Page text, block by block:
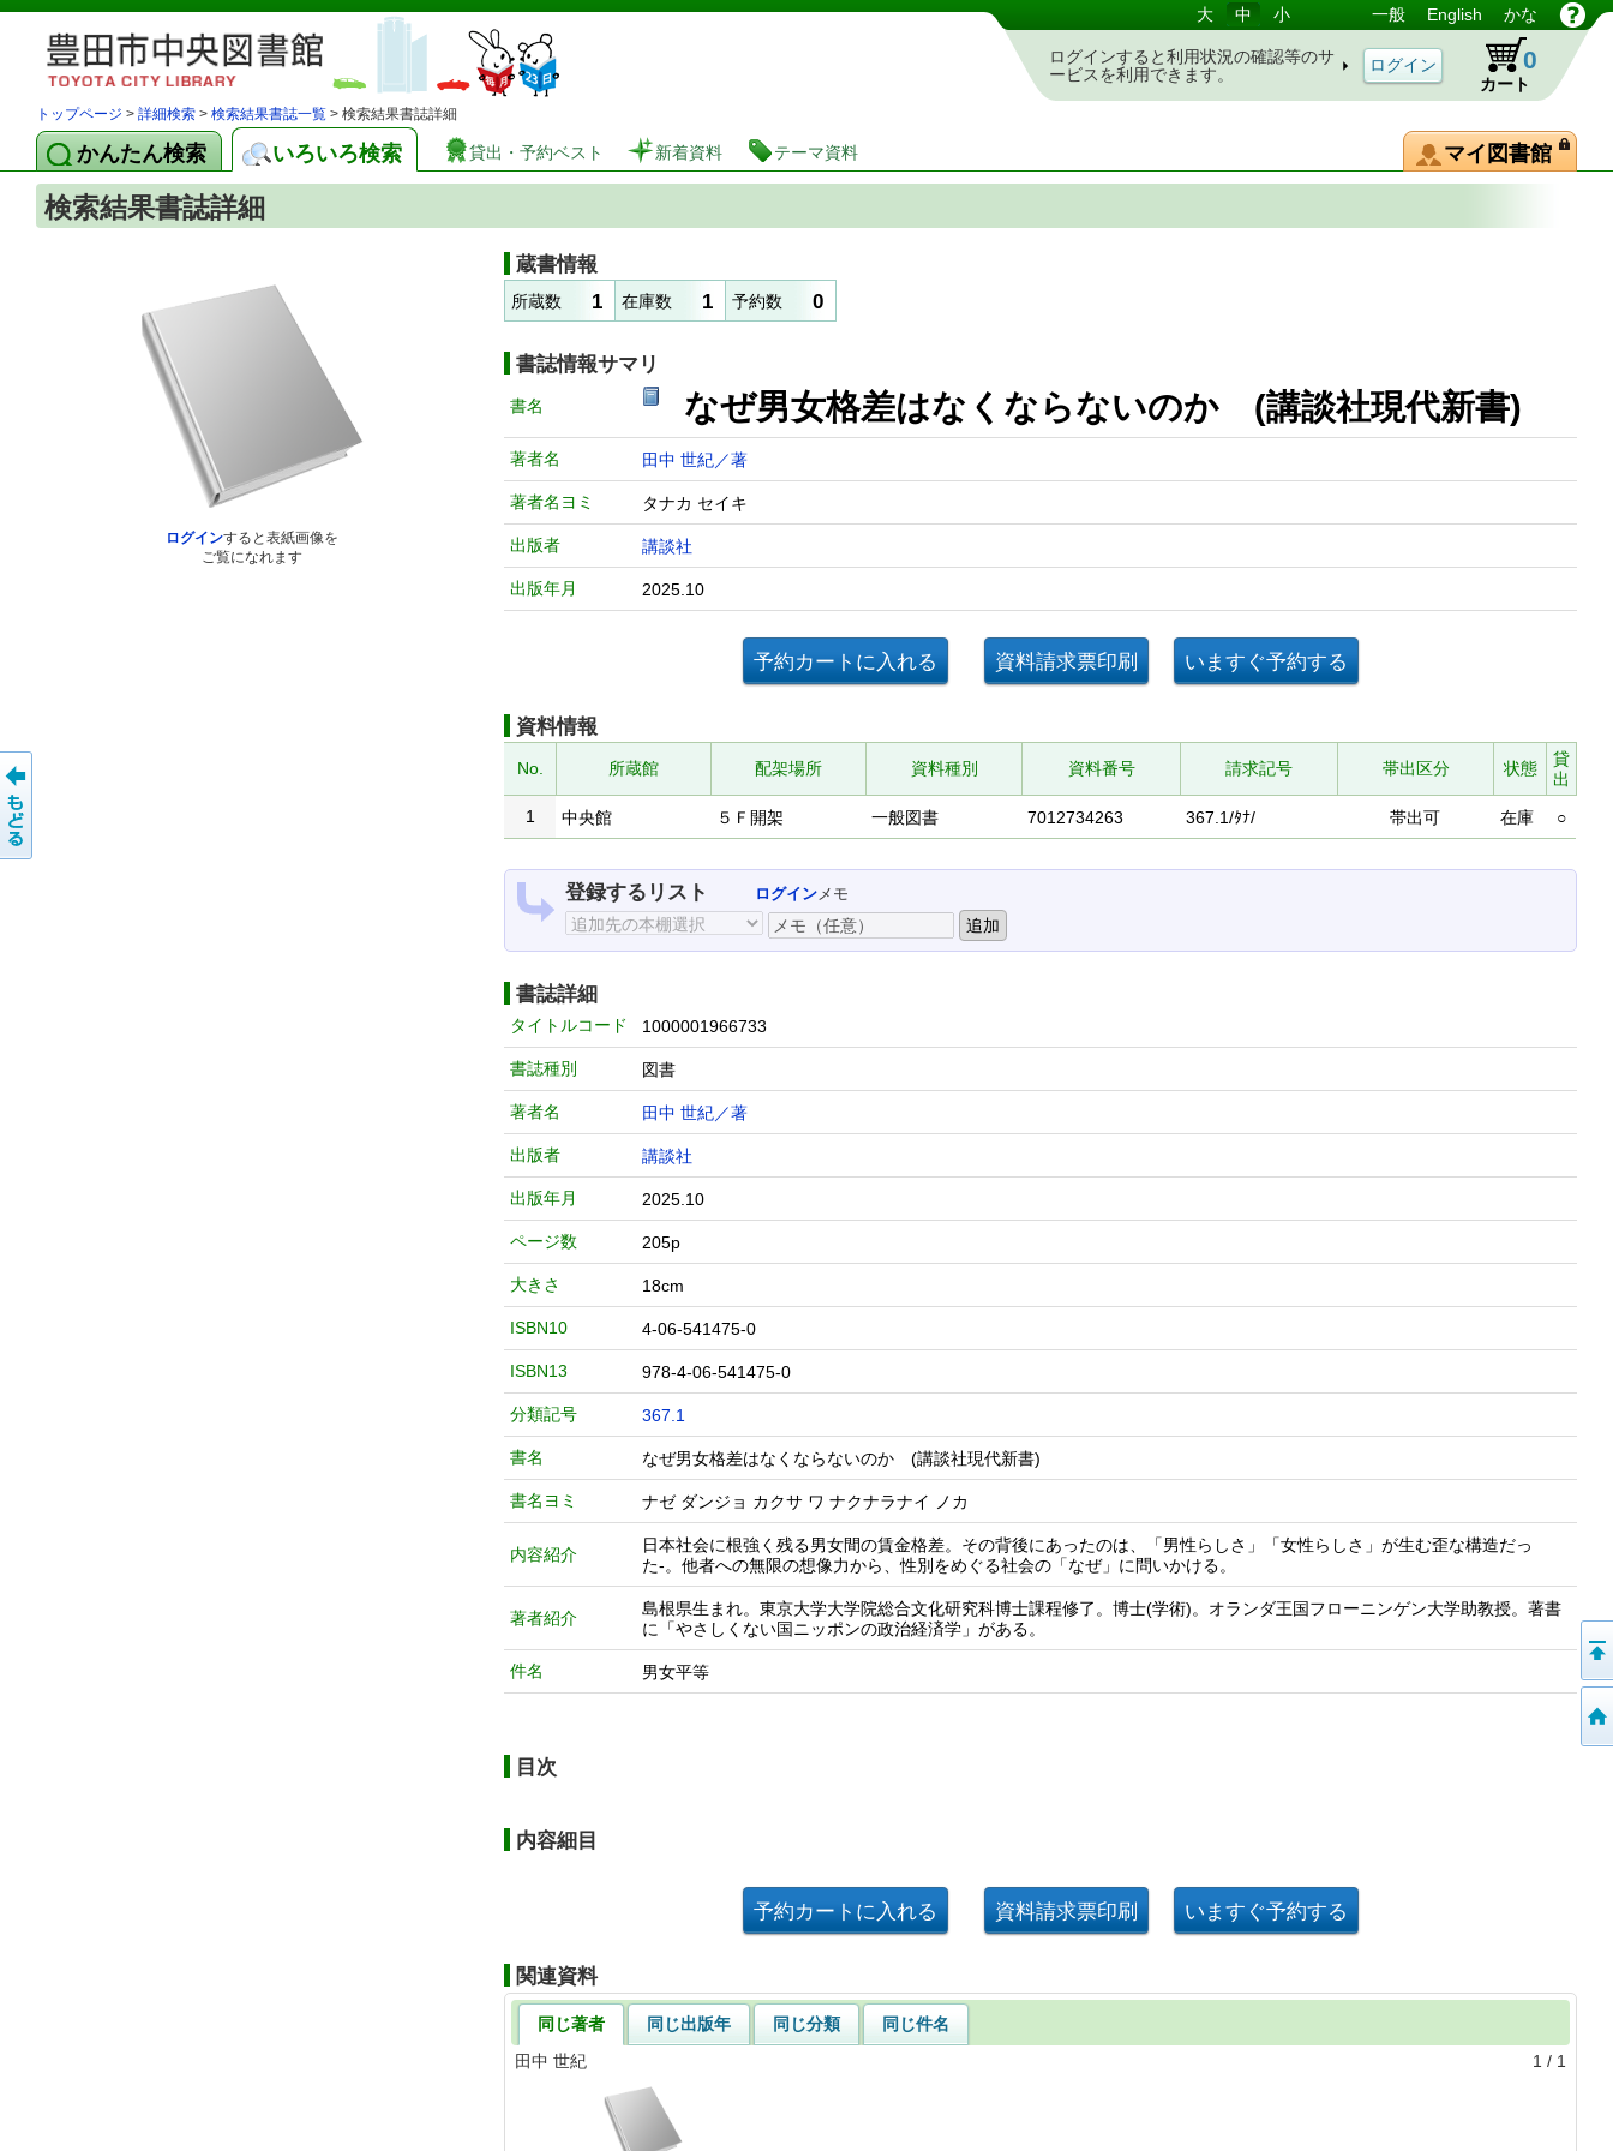
図書館 蔵書検索・予約システム 大 中 小 一般 English かな
ログインすると利用状況の確認等のサ
ービスを利用できます。
カート
0
トップページ > 詳細検索 > 検索結果書誌一覧 > 検索結果書誌詳細
かんたん検索 いろいろ検索 貸出・予約ベスト 新着資料 テーマ資料 マイ図書館
検索結果書誌詳細
ログインすると表紙画像を
ご覧になれます
蔵書情報
所蔵数 1 在庫数 1 予約数 0
書誌情報サマリ
書名 なぜ男女格差はなくならないのか (講談社現代新書)
著者名 田中 世紀／著
著者名ヨミ タナカ セイキ
出版者 講談社
出版年月 2025.10
資料情報
No. 所蔵館 配架場所 資料種別 資料番号 請求記号 帯出区分 状態
貸
出
1
中央館 ５Ｆ開架 一般図書 7012734263 367.1/ﾀﾅ/ 帯出可 在庫 ○
登録するリスト ログインメモ
書誌詳細
タイトルコード 1000001966733
書誌種別 図書
著者名 田中 世紀／著
出版者 講談社
出版年月 2025.10
ページ数 205p
大きさ 18cm
ISBN10 4-06-541475-0
ISBN13 978-4-06-541475-0
分類記号 367.1
書名 なぜ男女格差はなくならないのか (講談社現代新書)
書名ヨミ ナゼ ダンジョ カクサ ワ ナクナラナイ ノカ
内容紹介
日本社会に根強く残る男女間の賃金格差。その背後にあったのは、「男性らしさ」「女性らしさ」が生む歪な構造だっ
た-。他者への無限の想像力から、性別をめぐる社会の「なぜ」に問いかける。
著者紹介
島根県生まれ。東京大学大学院総合文化研究科博士課程修了。博士(学術)。オランダ王国フローニンゲン大学助教授。著書
に「やさしくない国ニッポンの政治経済学」がある。
件名 男女平等
目次
内容細目
関連資料
同じ著者 同じ出版年 同じ分類
同じ件名
田中 世紀
1 / 1